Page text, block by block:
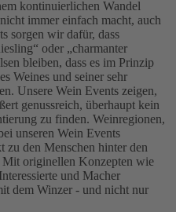
kontinuierlichen Wandel
immer einfach macht, auch
sorgen wir dafür, dass
oder „charmanter
bleiben, dass es im Prinzip
Weines und seiner sehr
Unsere Wein Events zeigen,
genussreich, überhaupt kein
zu finden. Weinregionen,
unseren Wein Events
zu den Menschen hinter den
originellen Konzepten wie
und Macher
dem Winzer - und nicht nur